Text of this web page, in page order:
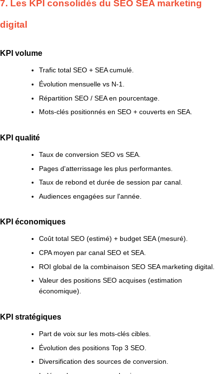
7. Les KPI consolidés du SEO SEA marketing
digital
KPI volume
Trafic total SEO + SEA cumulé.
Évolution mensuelle vs N-1.
Répartition SEO / SEA en pourcentage.
Mots-clés positionnés en SEO + couverts en SEA.
KPI qualité
Taux de conversion SEO vs SEA.
Pages d'atterrissage les plus performantes.
Taux de rebond et durée de session par canal.
Audiences engagées sur l'année.
KPI économiques
Coût total SEO (estimé) + budget SEA (mesuré).
CPA moyen par canal SEO et SEA.
ROI global de la combinaison SEO SEA marketing digital.
Valeur des positions SEO acquises (estimation
économique).
KPI stratégiques
Part de voix sur les mots-clés cibles.
Évolution des positions Top 3 SEO.
Diversification des sources de conversion.